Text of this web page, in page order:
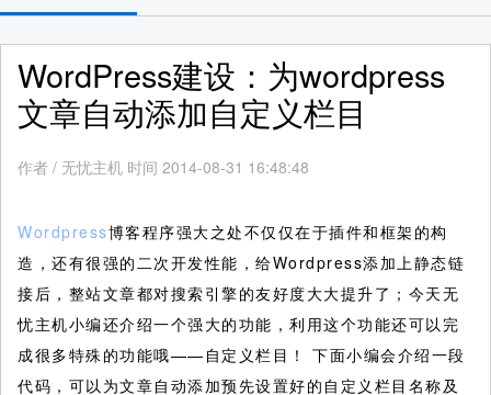
WordPress建设：为wordpress
文章自动添加自定义栏目
作者 / 无忧主机 时间 2014-08-31 16:48:48
Wordpress博客程序强大之处不仅仅在于插件和框架的构
造，还有很强的二次开发性能，给Wordpress添加上静态链
接后，整站文章都对搜索引擎的友好度大大提升了；今天无
忧主机小编还介绍一个强大的功能，利用这个功能还可以完
成很多特殊的功能哦——自定义栏目！
下面小编会介绍一段
代码，可以为文章自动添加预先设置好的自定义栏目名称及